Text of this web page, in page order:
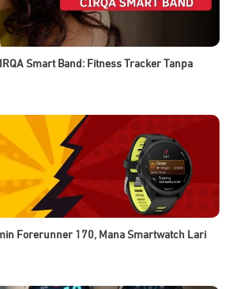
Smart Band: Fitness Tracker Tanpa
Forerunner 170, Mana Smartwatch Lari